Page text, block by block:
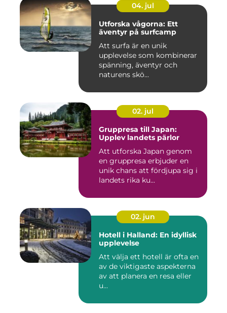
04. jul
Utforska vågorna: Ett
äventyr på surfcamp
Att surfa är en unik
upplevelse som kombinerar
spänning, äventyr och
naturens skö...
02. jul
Gruppresa till Japan:
Upplev landets pärlor
Att utforska Japan genom
en gruppresa erbjuder en
unik chans att fördjupa sig i
landets rika ku...
02. jun
Hotell i Halland: En idyllisk
upplevelse
Att välja ett hotell är ofta en
av de viktigaste aspekterna
av att planera en resa eller
u...